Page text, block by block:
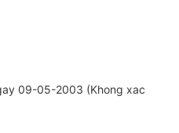
09-05-2003 (Khong xac